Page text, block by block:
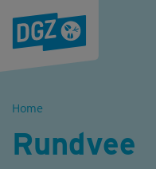
Home
Rundvee